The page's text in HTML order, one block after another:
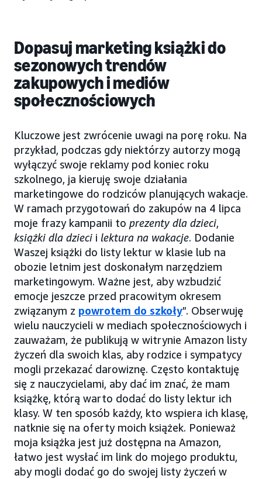
Dopasuj marketing książki do
sezonowych trendów
zakupowych i mediów
społecznościowych
Kluczowe jest zwrócenie uwagi na porę roku. Na
przykład, podczas gdy niektórzy autorzy mogą
wyłączyć swoje reklamy pod koniec roku
szkolnego, ja kieruję swoje działania
marketingowe do rodziców planujących wakacje.
W ramach przygotowań do zakupów na 4 lipca
moje frazy kampanii to prezenty dla dzieci,
książki dla dzieci i lektura na wakacje. Dodanie
Waszej książki do listy lektur w klasie lub na
obozie letnim jest doskonałym narzędziem
marketingowym. Ważne jest, aby wzbudzić
emocje jeszcze przed pracowitym okresem
związanym z powrotem do szkoły”. Obserwuję
wielu nauczycieli w mediach społecznościowych i
zauważam, że publikują w witrynie Amazon listy
życzeń dla swoich klas, aby rodzice i sympatycy
mogli przekazać darowiznę. Często kontaktuję
się z nauczycielami, aby dać im znać, że mam
książkę, którą warto dodać do listy lektur ich
klasy. W ten sposób każdy, kto wspiera ich klasę,
natknie się na oferty moich książek. Ponieważ
moja książka jest już dostępna na Amazon,
łatwo jest wysłać im link do mojego produktu,
aby mogli dodać go do swojej listy życzeń w